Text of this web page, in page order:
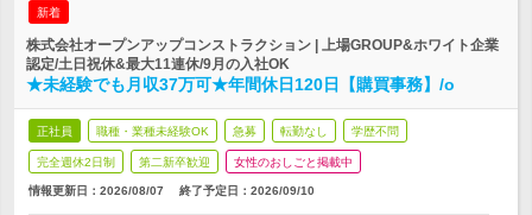
新着
株式会社オープンアップコンストラクション | 上場GROUP&ホワイト企業
認定/土日祝休&最大11連休/9月の入社OK
★未経験でも月収37万可★年間休日120日【購買事務】/o
正社員 職種・業種未経験OK 急募 転勤なし 学歴不問
完全週休2日制 第二新卒歓迎 女性のおしごと掲載中
情報更新日：2026/08/07 終了予定日： 2026/09/10